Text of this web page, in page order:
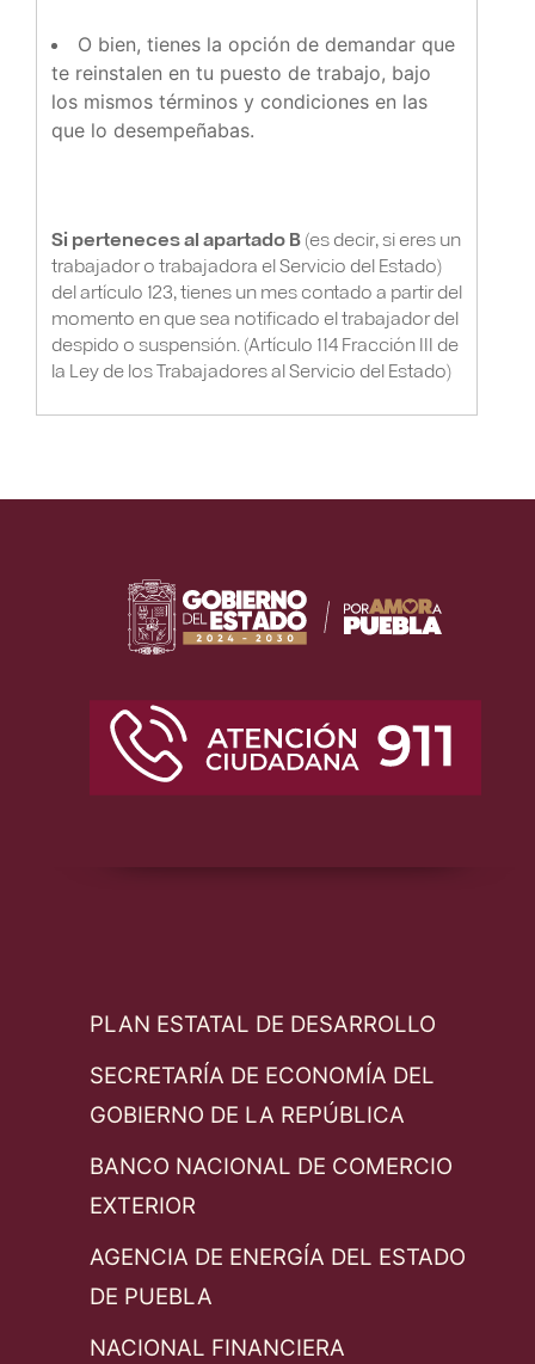
O bien, tienes la opción de demandar que
te reinstalen en tu puesto de trabajo, bajo
los mismos términos y condiciones en las
que lo desempeñabas.
Si perteneces al apartado B(es decir, si eres un
trabajador o trabajadora el Servicio del Estado)
del artículo 123, tienes un mes contado a partir del
momento en que sea notificado el trabajador del
despido o suspensión. (Artículo 114 Fracción III de
la Ley de los Trabajadores al Servicio del Estado)
PLAN ESTATAL DE DESARROLLO
SECRETARÍA DE ECONOMÍA DEL
GOBIERNO DE LA REPÚBLICA
BANCO NACIONAL DE COMERCIO
EXTERIOR
AGENCIA DE ENERGÍA DEL ESTADO
DE PUEBLA
NACIONAL FINANCIERA